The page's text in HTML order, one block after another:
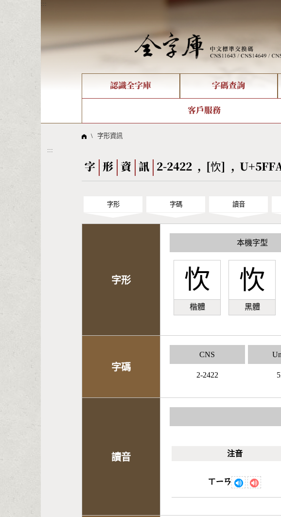
:::
認識全字庫
全字庫現況
線上教學
字碼查詢
部件查詢
倉頡查詢
Big5查詢 拼音查詢
造字解決方案
字形下載
客戶服務
問題集
\ 字形資訊
:::
字 形 資 訊 2-2422 , [忺] ,
字形 字碼 讀音
字形
本機字型
忺
楷體
忺
黑體
字碼
CNS
2-2422
讀音
注音
ㄒㄧㄢ